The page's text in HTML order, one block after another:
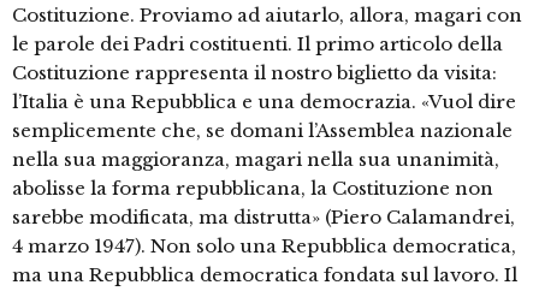
Costituzione. Proviamo ad aiutarlo, allora, magari con
le parole dei Padri costituenti. Il primo articolo della
Costituzione rappresenta il nostro biglietto da visita:
l’Italia è una Repubblica e una democrazia. «Vuol dire
semplicemente che, se domani l’Assemblea nazionale
nella sua maggioranza, magari nella sua unanimità,
abolisse la forma repubblicana, la Costituzione non
sarebbe modificata, ma distrutta» (Piero Calamandrei,
4 marzo 1947). Non solo una Repubblica democratica,
ma una Repubblica democratica fondata sul lavoro. Il